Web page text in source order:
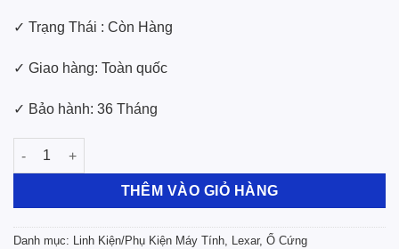
✓ Trạng Thái : Còn Hàng
✓ Giao hàng: Toàn quốc
✓ Bảo hành: 36 Tháng
SSD Lexar M2 500GB NM710 NVMe PCIe Gen4x4 số lượng
THÊM VÀO GIỎ HÀNG
Danh mục: Linh Kiện/Phụ Kiện Máy Tính, Lexar, Ổ Cứng